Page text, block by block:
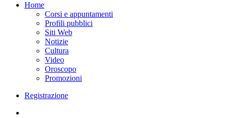
Home
Corsi e appuntamenti
Profili pubblici
Siti Web
Notizie
Cultura
Video
Oroscopo
Promozioni
Registrazione